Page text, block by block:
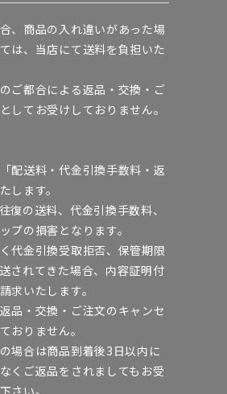
、商品の入れ違いがあった場
は、当店にて送料を負担いた
ご都合による返品・交換・ご
してお受けしておりません。
配送料・代金引換手数料・返
します。
復の送料、代金引換手数料、
プの損害となります。
代金引換受取拒否、保管期限
されてきた場合、内容証明付
求いたします。
品・交換・ご注文のキャンセ
おりません。
場合は商品到着後3日以内に
くご返品をされましてもお受
さい。